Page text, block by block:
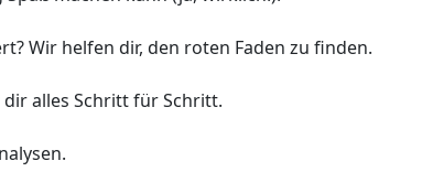
Wir helfen dir, den roten Faden zu finden.
alles Schritt für Schritt.